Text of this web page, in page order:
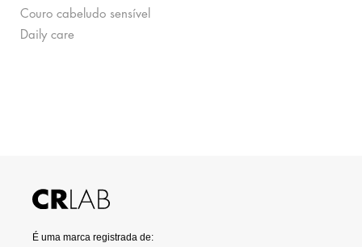
Couro cabeludo sensível
Daily care
É uma marca registrada de: